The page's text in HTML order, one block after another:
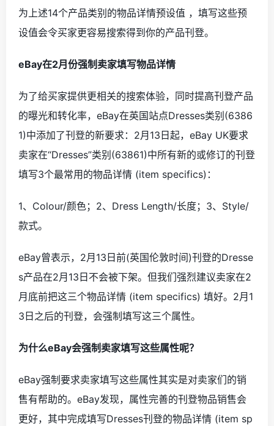
为上述14个产品类别的物品详情预设值 ，填写这些预
设值会令买家更容易搜索得到你的产品刊登。
eBay在2月份强制卖家填写物品详情
为了给买家提供更相关的搜索体验，同时提高刊登产品
的曝光和转化率， eBay在英国站点Dresses类别(6386
1)中添加了刊登的新要求：2月13日起， eBay UK要求
卖家在“Dresses”类别(63861)中所有新的或修订的刊登
填写3个最常用的物品详情 (item specifics)：
1、 Colour/颜色； 2、 Dress Length/长度； 3、 Style/
款式。
eBay曾表示， 2月13日前(英国伦敦时间)刊登的Dresse
s产品在2月13日不会被下架。但我们强烈建议卖家在2
月底前把这三个物品详情 (item specifics) 填好。2月1
3日之后的刊登，会强制填写这三个属性。
为什么eBay会强制卖家填写这些属性呢？
eBay强制要求卖家填写这些属性其实是对卖家们的销
售有帮助的。eBay发现，属性完善的刊登物品销售会
更好，其中完成填写Dresses刊登的物品详情 (item sp